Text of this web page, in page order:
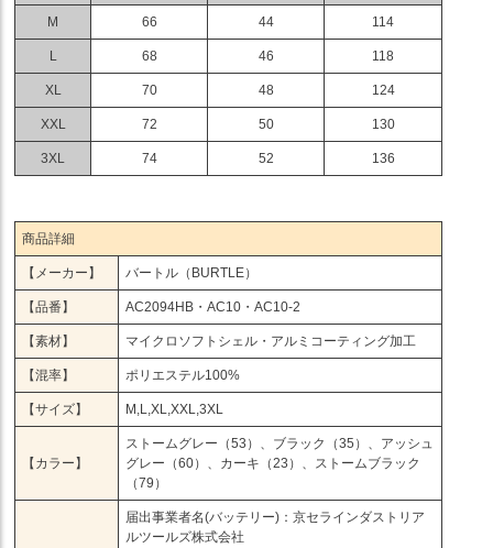
M 66 44 114
L 68 46 118
XL 70 48 124
XXL 72 50 130
3XL 74 52 136
商品詳細
【メーカー】 バートル（BURTLE）
【品番】 AC2094HB・AC10・AC10-2
【素材】 マイクロソフトシェル・アルミコーティング加工
【混率】 ポリエステル100%
【サイズ】 M,L,XL,XXL,3XL
【カラー】
ストームグレー（53）、ブラック（35）、アッシュ
グレー（60）、カーキ（23）、ストームブラック
（79）
届出事業者名(バッテリー)：京セラインダストリア
ルツールズ株式会社